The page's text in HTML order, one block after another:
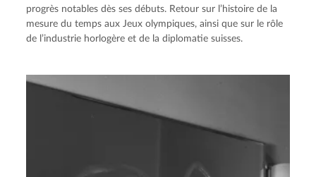
progrès notables dès ses débuts. Retour sur l’histoire de la
mesure du temps aux Jeux olympiques, ainsi que sur le rôle
de l’industrie horlogère et de la diplomatie suisses.